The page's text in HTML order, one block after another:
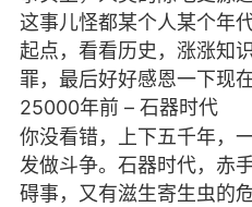
0 4.1k
这事儿怪都某个人某个年
起点，看看历史，涨涨知
罪，最后好好感恩一下现
25000年前 – 石器时代
你没看错，上下五千年，
发做斗争。石器时代，赤
碍事，又有滋生寄生虫的